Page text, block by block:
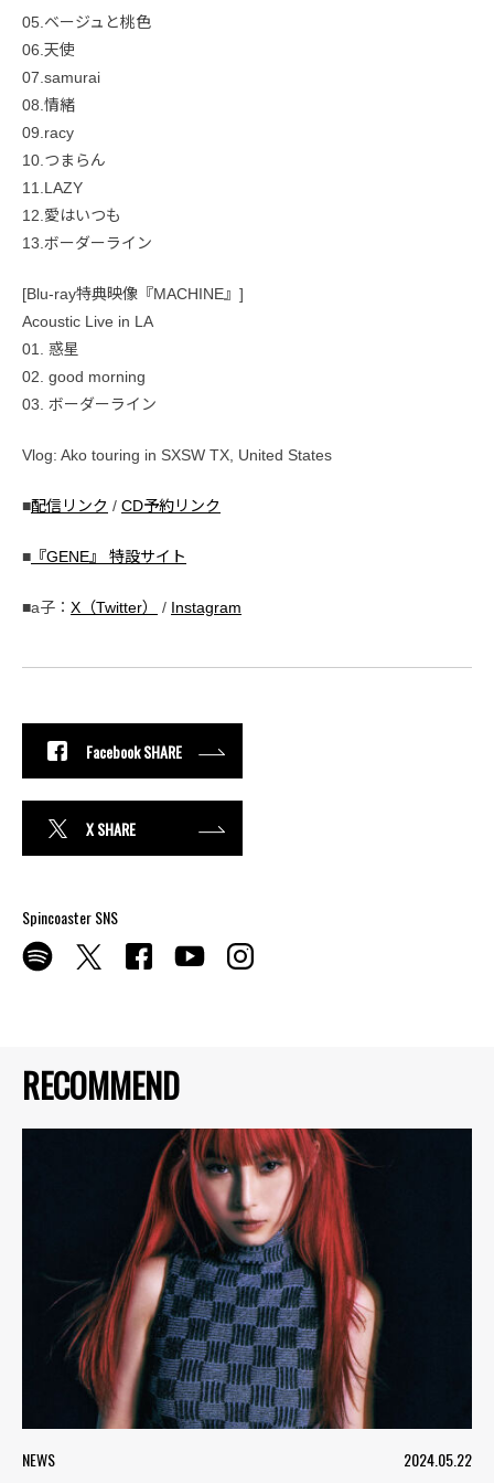
RECOMMEND
NEWS 2024.05.22
05.ベージュと桃色
06.天使
07.samurai
08.情緒
09.racy
10.つまらん
11.LAZY
12.愛はいつも
13.ボーダーライン
[Blu-ray特典映像『MACHINE』]
Acoustic Live in LA
01. 惑星
02. good morning
03. ボーダーライン
Vlog: Ako touring in SXSW TX, United States
■配信リンク / CD予約リンク
■ 『GENE』 特設サイト
■a子： X（Twitter） / Instagram
Facebook SHARE
X SHARE
Spincoaster SNS